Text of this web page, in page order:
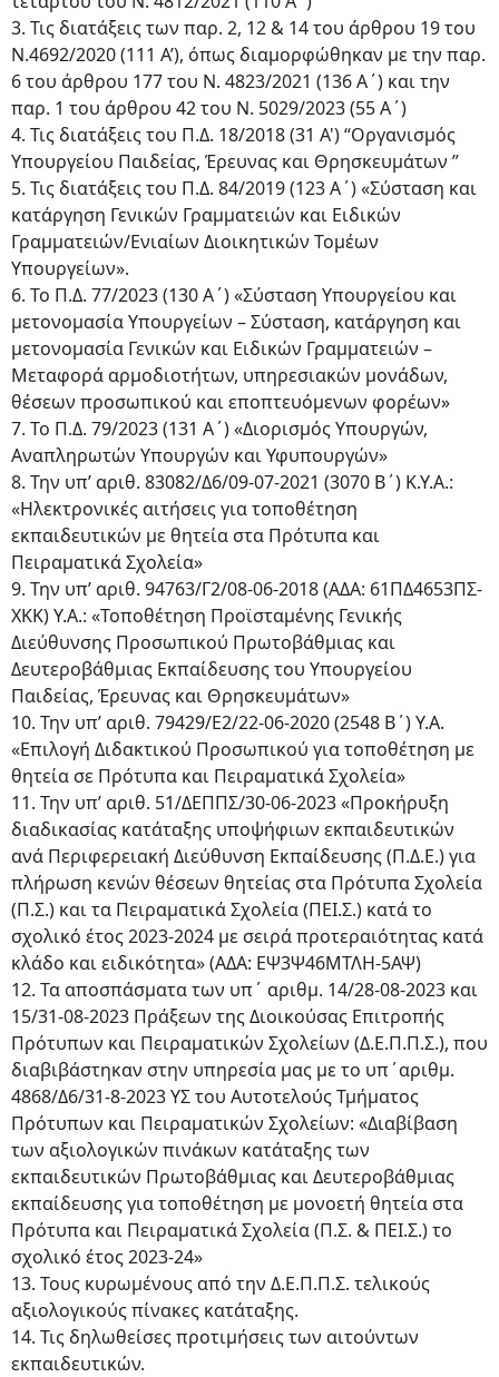
3. Τις διατάξεις των παρ. 2, 12 & 14 του άρθρου 19 του
Ν.4692/2020 (111 Α’), όπως διαμορφώθηκαν με την παρ.
6 του άρθρου 177 του Ν. 4823/2021 (136 Α΄) και την
παρ. 1 του άρθρου 42 του Ν. 5029/2023 (55 Α΄)
4. Τις διατάξεις του Π.Δ. 18/2018 (31 Α') “Οργανισμός
Υπουργείου Παιδείας, Έρευνας και Θρησκευμάτων ”
5. Τις διατάξεις του Π.Δ. 84/2019 (123 Α΄) «Σύσταση και
κατάργηση Γενικών Γραμματειών και Ειδικών
Γραμματειών/Ενιαίων Διοικητικών Τομέων
Υπουργείων».
6. Το Π.Δ. 77/2023 (130 Α΄) «Σύσταση Υπουργείου και
μετονομασία Υπουργείων – Σύσταση, κατάργηση και
μετονομασία Γενικών και Ειδικών Γραμματειών –
Μεταφορά αρμοδιοτήτων, υπηρεσιακών μονάδων,
θέσεων προσωπικού και εποπτευόμενων φορέων»
7. Το Π.Δ. 79/2023 (131 Α΄) «Διορισμός Υπουργών,
Αναπληρωτών Υπουργών και Υφυπουργών»
8. Την υπ’ αριθ. 83082/Δ6/09-07-2021 (3070 Β΄) Κ.Υ.Α.:
«Ηλεκτρονικές αιτήσεις για τοποθέτηση
εκπαιδευτικών με θητεία στα Πρότυπα και
Πειραματικά Σχολεία»
9. Την υπ’ αριθ. 94763/Γ2/08-06-2018 (ΑΔΑ: 61ΠΔ4653ΠΣ-
ΧΚΚ) Υ.Α.: «Τοποθέτηση Προϊσταμένης Γενικής
Διεύθυνσης Προσωπικού Πρωτοβάθμιας και
Δευτεροβάθμιας Εκπαίδευσης του Υπουργείου
Παιδείας, Έρευνας και Θρησκευμάτων»
10. Την υπ’ αριθ. 79429/Ε2/22-06-2020 (2548 Β΄) Υ.Α.
«Επιλογή Διδακτικού Προσωπικού για τοποθέτηση με
θητεία σε Πρότυπα και Πειραματικά Σχολεία»
11. Την υπ’ αριθ. 51/ΔΕΠΠΣ/30-06-2023 «Προκήρυξη
διαδικασίας κατάταξης υποψήφιων εκπαιδευτικών
ανά Περιφερειακή Διεύθυνση Εκπαίδευσης (Π.Δ.Ε.) για
πλήρωση κενών θέσεων θητείας στα Πρότυπα Σχολεία
(Π.Σ.) και τα Πειραματικά Σχολεία (ΠΕΙ.Σ.) κατά το
σχολικό έτος 2023-2024 με σειρά προτεραιότητας κατά
κλάδο και ειδικότητα» (ΑΔΑ: ΕΨ3Ψ46ΜΤΛΗ-5ΑΨ)
12. Τα αποσπάσματα των υπ΄ αριθμ. 14/28-08-2023 και
15/31-08-2023 Πράξεων της Διοικούσας Επιτροπής
Πρότυπων και Πειραματικών Σχολείων (Δ.Ε.Π.Π.Σ.), που
διαβιβάστηκαν στην υπηρεσία μας με το υπ΄αριθμ.
4868/Δ6/31-8-2023 ΥΣ του Αυτοτελούς Τμήματος
Πρότυπων και Πειραματικών Σχολείων: «Διαβίβαση
των αξιολογικών πινάκων κατάταξης των
εκπαιδευτικών Πρωτοβάθμιας και Δευτεροβάθμιας
εκπαίδευσης για τοποθέτηση με μονοετή θητεία στα
Πρότυπα και Πειραματικά Σχολεία (Π.Σ. & ΠΕΙ.Σ.) το
σχολικό έτος 2023-24»
13. Τους κυρωμένους από την Δ.Ε.Π.Π.Σ. τελικούς
αξιολογικούς πίνακες κατάταξης.
14. Τις δηλωθείσες προτιμήσεις των αιτούντων
εκπαιδευτικών.